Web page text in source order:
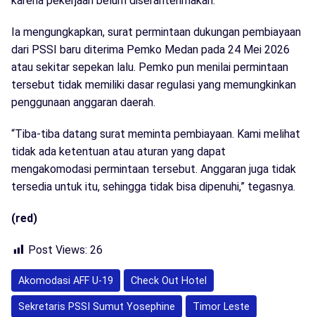
Ia mengungkapkan, surat permintaan dukungan pembiayaan
dari PSSI baru diterima Pemko Medan pada 24 Mei 2026
atau sekitar sepekan lalu. Pemko pun menilai permintaan
tersebut tidak memiliki dasar regulasi yang memungkinkan
penggunaan anggaran daerah.
“Tiba-tiba datang surat meminta pembiayaan. Kami melihat
tidak ada ketentuan atau aturan yang dapat
mengakomodasi permintaan tersebut. Anggaran juga tidak
tersedia untuk itu, sehingga tidak bisa dipenuhi,” tegasnya.
(red)
Post Views: 26
Akomodasi AFF U-19 Check Out Hotel
Sekretaris PSSI Sumut Yosephine Timor Leste